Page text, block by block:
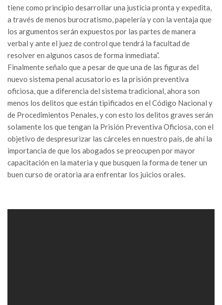
tiene como principio desarrollar una justicia pronta y expedita,
a través de menos burocratismo, papelería y con la ventaja que
los argumentos serán expuestos por las partes de manera
verbal y ante el juez de control que tendrá la facultad de
resolver en algunos casos de forma inmediata”.
Finalmente señalo que a pesar de que una de las figuras del
nuevo sistema penal acusatorio es la prisión preventiva
oficiosa, que a diferencia del sistema tradicional, ahora son
menos los delitos que están tipificados en el Código Nacional y
de Procedimientos Penales, y con esto los delitos graves serán
solamente los que tengan la Prisión Preventiva Oficiosa, con el
objetivo de despresurizar las cárceles en nuestro país, de ahí la
importancia de que los abogados se preocupen por mayor
capacitación en la materia y que busquen la forma de tener un
buen curso de oratoria ara enfrentar los juicios orales.